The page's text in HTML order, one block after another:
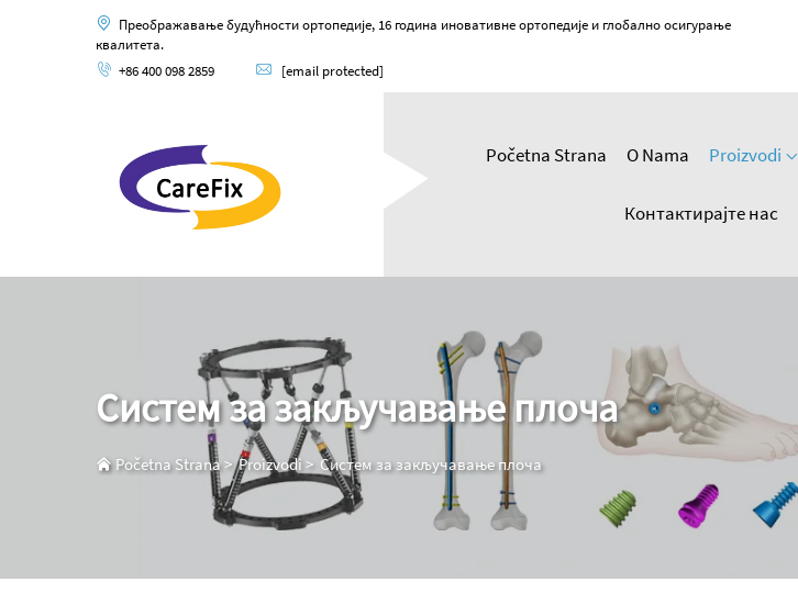
Преображавање будућности ортопедије, 16 година иновативне ортопедије и глобално осигурање
квалитета.
+86 400 098 2859
[email protected]
Početna Strana O Nama Proizvodi
Контактирајте нас
Систем за закључавање плоча
Početna Strana>Proizvodi> Систем за закључавање плоча